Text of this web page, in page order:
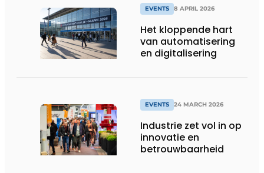
EVENTS 8 APRIL 2026
Het kloppende hart
van automatisering
en digitalisering
EVENTS 24 MARCH 2026
Industrie zet vol in op
innovatie en
betrouwbaarheid